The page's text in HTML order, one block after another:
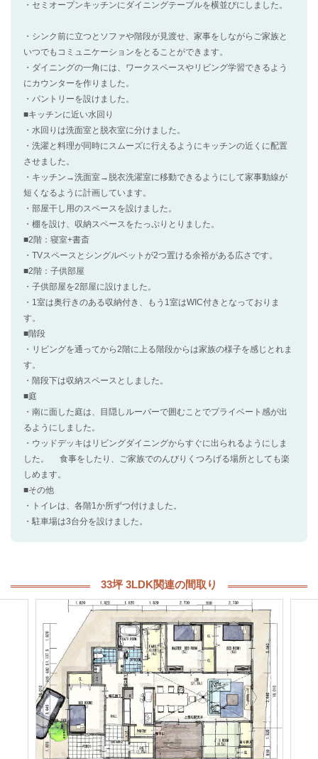
・セミオープンキッチンにダイニングテーブルを横並びにしました。
・シンク前に立つとソファや階段が見渡せ、家事をしながらご家族と
いつでもコミュニケーションをとることができます。
・ダイニングの一角には、ワークスペースやリビング学習できるよう
にカウンターを作りました。
・パントリーを設けました。
■キッチンに近い水回り
・水回りは洗面室と脱衣室に分けました。
・洗濯と料理が同時にスムーズに行えるようにキッチンの近くに配置
させました。
・キッチン→洗面室→脱衣洗濯室に移動できるようにして家事動線が
短くなるように計画しています。
・部屋干し用のスペースを設けました。
・棚を設け、収納スペースをたっぷりとりました。
■2階：寝室+書斎
・TVスペースとシングルベットが2つ置ける余裕がある広さです。
■2階：子供部屋
・子供部屋を2部屋に設けました。
・1室は奥行きのある収納付き、もう1室はWIC付きとなっておりま
す。
■階段
・リビングを通ってから2階に上る階段からは家族の様子を感じとれま
す。
・階段下は収納スペースとしました。
■庭
・南に面した庭は、目隠しルーバーで囲むことでプライベート感が出
るようにしました。
・ウッドデッキはリビングダイニングからすぐに出られるようにしま
した。 食事をしたり、ご家族でのんびりくつろげる場所としても楽
しめます。
■その他
・トイレは、各階1か所ずつ付けました。
・駐車場は3台分を設けました。
33坪 3LDK関連の間取り